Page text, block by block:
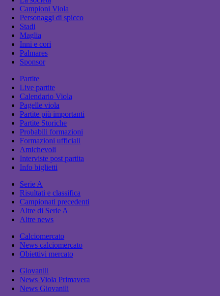
Campioni Viola
Personaggi di spicco
Stadi
Maglia
Inni e cori
Palmares
Sponsor
Partite
Live partite
Calendario Viola
Pagelle viola
Partite più importanti
Partite Storiche
Probabili formazioni
Formazioni ufficiali
Amichevoli
Interviste post partita
Info biglietti
Serie A
Risultati e classifica
Campionati precedenti
Altre di Serie A
Altre news
Calciomercato
News calciomercato
Obiettivi mercato
Giovanili
News Viola Primavera
News Giovanili